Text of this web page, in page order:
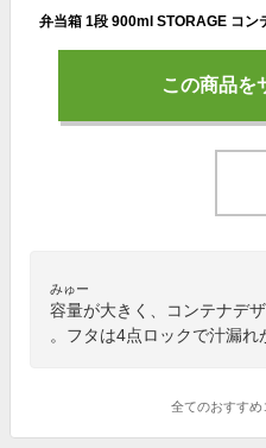
この商品を
みゅー
容量が大きく、コンテナデ
。フタは4点ロックで汁漏れ
全てのおすすめ